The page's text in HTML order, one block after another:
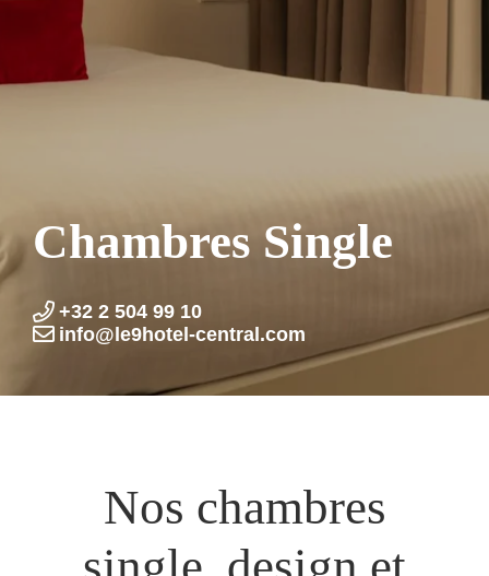
Chambres Single
+32 2 504 99 10
info@le9hotel-central.com
Nos chambres